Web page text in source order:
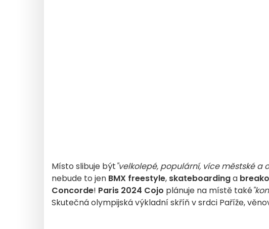
Místo slibuje být"velkolepé, populární, více městské a
nebude to jen BMX freestyle, skateboardinga
Concorde! Paris 2024 Cojo plánuje na místě také
Skutečná olympijská výkladní skříň v srdci Paříže,